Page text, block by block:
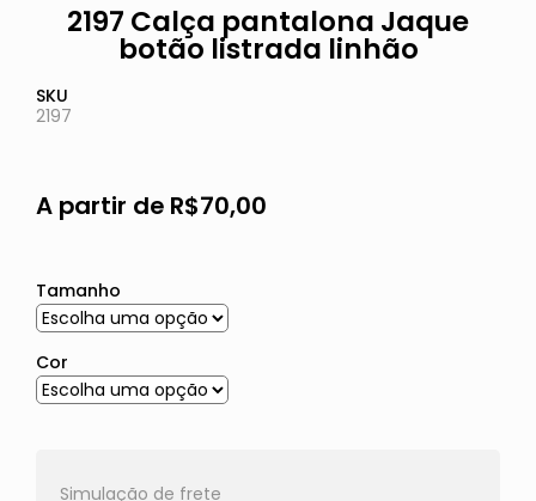
2197 Calça pantalona Jaque
botão listrada linhão
SKU
2197
A partir de R$70,00
Tamanho
Cor
Simulação de frete